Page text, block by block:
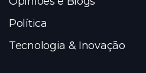
Política
Tecnologia & Inovação